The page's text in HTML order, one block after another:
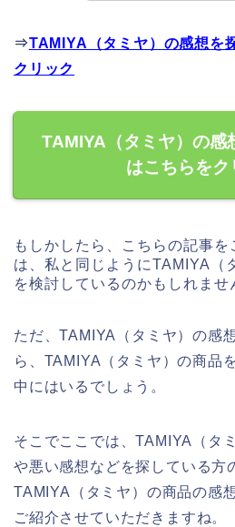
⇒TAMIYA（タミヤ）の感想を
クリック
TAMIYA（タミヤ）の感
はこちらをク
もしかしたら、こちらの記事
は、私と同じようにTAMIYA（
を検討しているのかもしれませ
ただ、TAMIYA（タミヤ）の感
ら、TAMIYA（タミヤ）の商品
中にはいるでしょう。
そこでここでは、TAMIYA（タ
や悪い感想などを探している方
TAMIYA（タミヤ）の商品の感
ご紹介させていただきますね。